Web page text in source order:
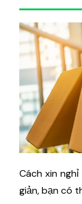
Cách xin
giản, bạn có